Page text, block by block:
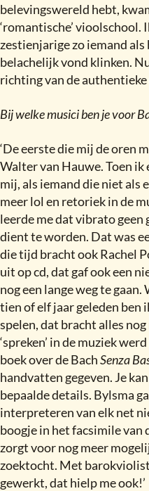
belevingswereld hebt,
‘romantische’ vioolschool.
zestienjarige zo iemand
belachelijk vond klinken.
richting van de
Bij welke musici ben je voor
‘De eerste die mij de oren
Walter van Hauwe. Toen
mij, als iemand die niet als
meer lol en retoriek in de
leerde me dat vibrato geen
dient te worden. Dat was
die tijd bracht ook Rachel
uit op cd, dat gaf ook een
nog een lange weg te
tien of elf jaar geleden ben
spelen, dat bracht alles
‘spreken’ in de muziek
boek over de BachSenza
handvatten gegeven. Je
bepaalde details. Bylsma
interpreteren van elk net
boogje in het facsimile van
zorgt voor nog meer
zoektocht. Met
gewerkt, dat hielp me ook!’